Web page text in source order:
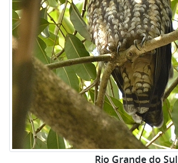
Rio Grande do Sul